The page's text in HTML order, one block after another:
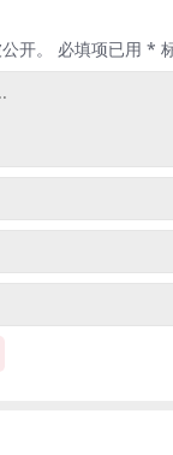
开。 必填项已用 *